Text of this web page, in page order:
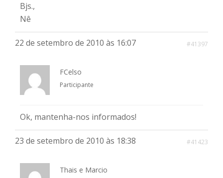
Bjs.,
Nê
22 de setembro de 2010 às 16:07 #41397
FCelso
Participante
Ok, mantenha-nos informados!
23 de setembro de 2010 às 18:38 #41423
Thais e Marcio